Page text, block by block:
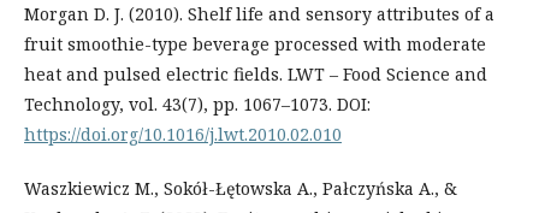
Morgan D. J. (2010). Shelf life and sensory attributes of a
fruit smoothie-type beverage processed with moderate
heat and pulsed electric fields. LWT – Food Science and
Technology, vol. 43(7), pp. 1067–1073. DOI:
https://doi.org/10.1016/j.lwt.2010.02.010
Waszkiewicz M., Sokół-Łętowska A., Pałczyńska A., &